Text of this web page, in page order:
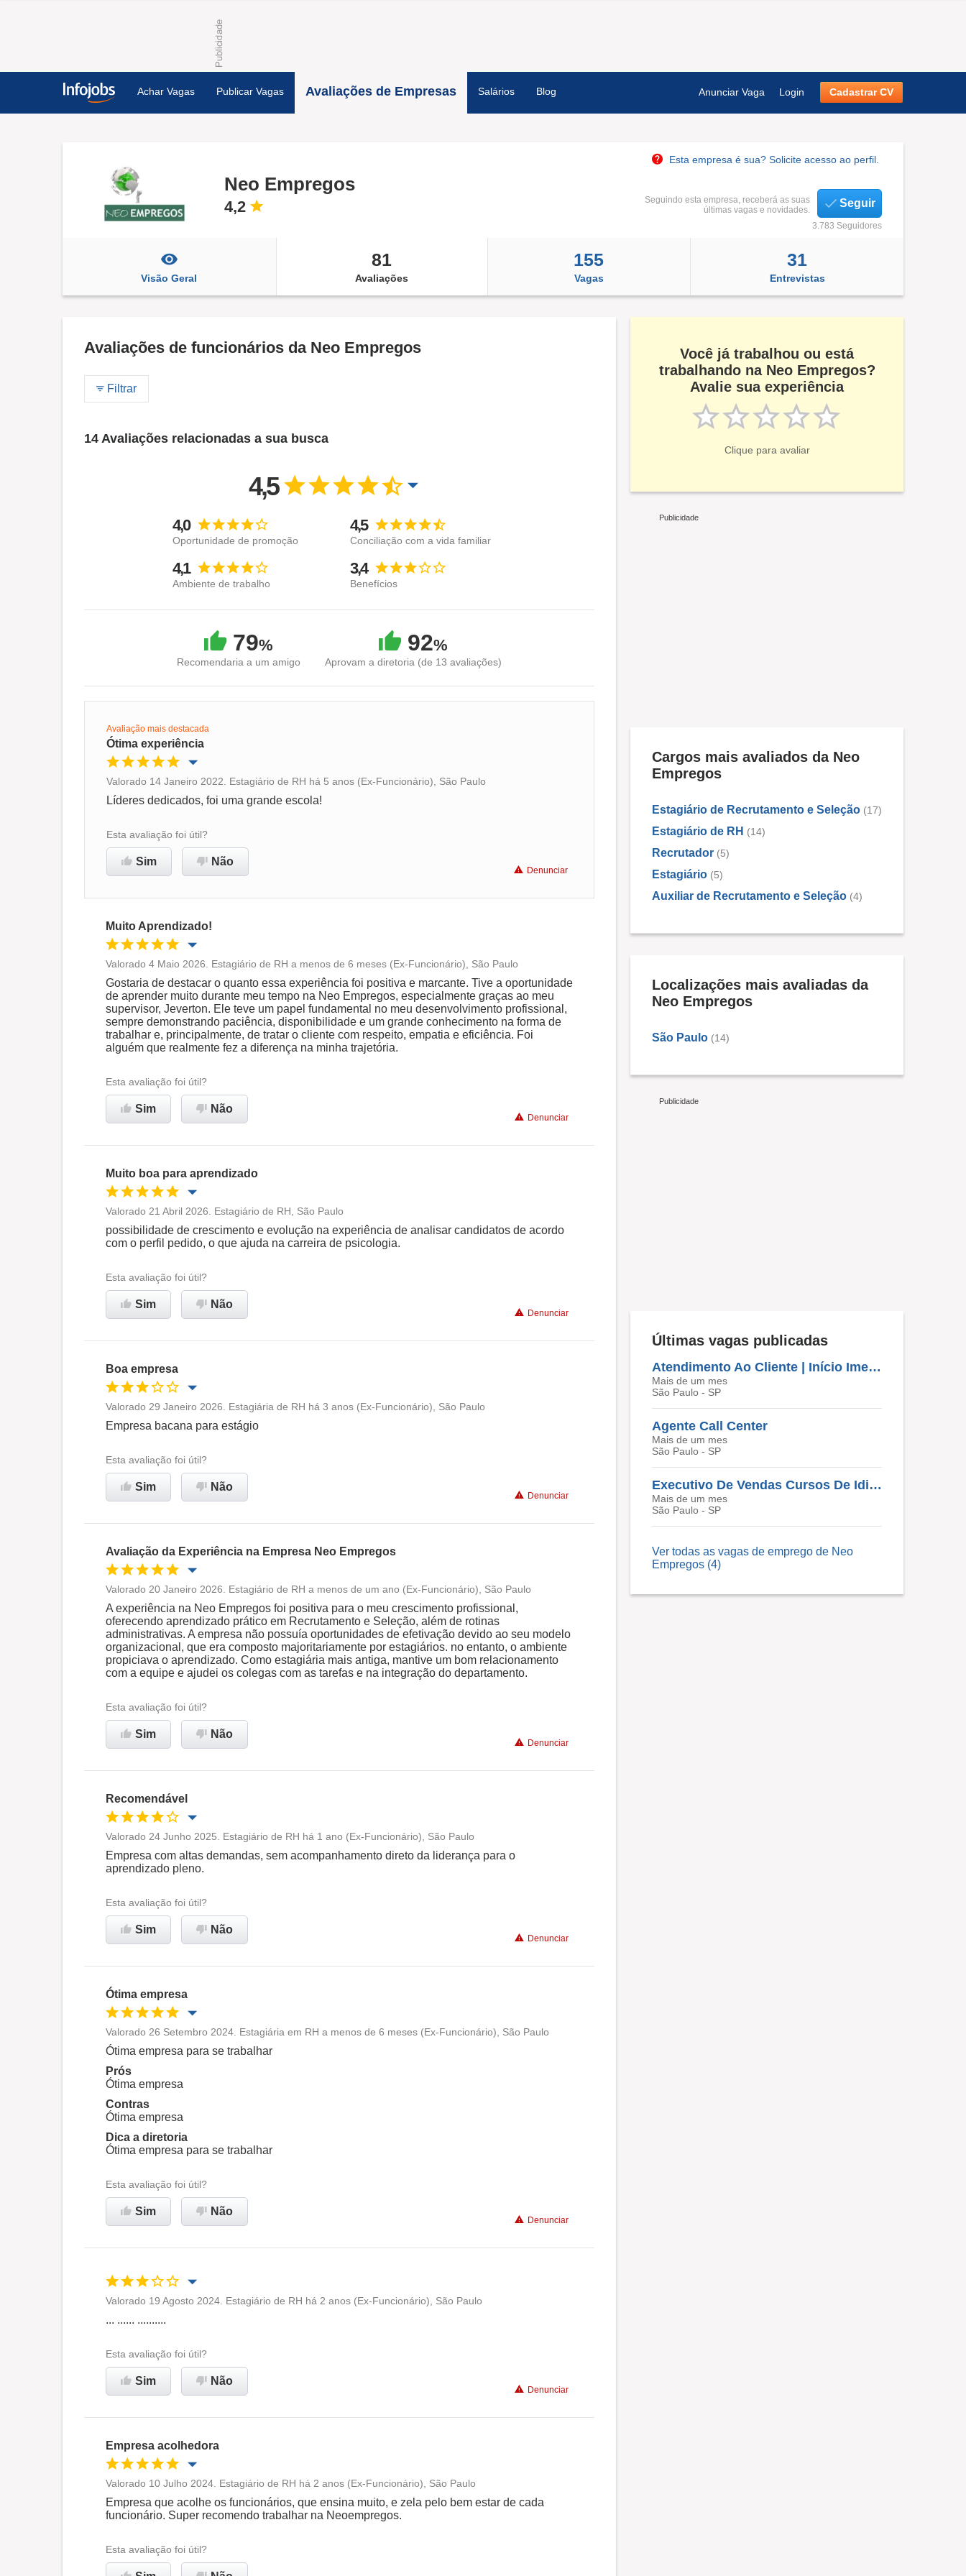
Achar Vagas Publicar Vagas Avaliações de Empresas Salários Blog Anunciar Vaga Login Cadastrar CV
Esta empresa é sua? Solicite acesso ao perfil.
Neo Empregos
4,2
Seguindo esta empresa, receberá as suas
últimas vagas e novidades.
Seguir
3.783 Seguidores
Visão Geral
81
Avaliações
155
Vagas
31
Entrevistas
Avaliações de funcionários da Neo Empregos
Filtrar
14 Avaliações relacionadas a sua busca
4,5
4,0
Oportunidade de promoção
4,5
Conciliação com a vida familiar
4,1
Ambiente de trabalho
3,4
Benefícios
79%
Recomendaria a um amigo
92%
Aprovam a diretoria (de 13 avaliações)
Avaliação mais destacada
Ótima experiência
Oportunidade de promoção
Ambiente de trabalho
Recomenda esta empresa
Valorado 14 Janeiro 2022. Estagiário de RH há 5 anos (Ex-Funcionário), São Paulo
Líderes dedicados, foi uma grande escola!
Esta avaliação foi útil?
Sim Não
Denunciar
Muito Aprendizado!
Oportunidade de promoção
Ambiente de trabalho
Conciliação com a vida familiar
Benefícios
Recomenda esta empresa Recomenda a diretoria
Valorado 4 Maio 2026. Estagiário de RH a menos de 6 meses (Ex-Funcionário), São Paulo
Gostaria de destacar o quanto essa experiência foi positiva e marcante. Tive a oportunidade
de aprender muito durante meu tempo na Neo Empregos, especialmente graças ao meu
supervisor, Jeverton. Ele teve um papel fundamental no meu desenvolvimento profissional,
sempre demonstrando paciência, disponibilidade e um grande conhecimento na forma de
trabalhar e, principalmente, de tratar o cliente com respeito, empatia e eficiência. Foi
alguém que realmente fez a diferença na minha trajetória.
Esta avaliação foi útil?
Sim Não
Denunciar
Muito boa para aprendizado
Oportunidade de promoção Conciliação com a vida familiar
Recomenda esta empresa
Valorado 21 Abril 2026. Estagiário de RH, São Paulo
possibilidade de crescimento e evolução na experiência de analisar candidatos de acordo
com o perfil pedido, o que ajuda na carreira de psicologia.
Esta avaliação foi útil?
Sim Não
Denunciar
Boa empresa
Oportunidade de promoção
Ambiente de trabalho
Não recomenda esta
Valorado 29 Janeiro 2026. Estagiária de RH há 3 anos (Ex-Funcionário), São Paulo
Empresa bacana para estágio
Esta avaliação foi útil?
Sim Não
Denunciar
Avaliação da Experiência na Empresa Neo Empregos
Oportunidade de promoção
Ambiente de trabalho
Conciliação com a vida familiar
Benefícios
Recomenda esta empresa Recomenda a diretoria
Valorado 20 Janeiro 2026. Estagiário de RH a menos de um ano (Ex-Funcionário), São Paulo
A experiência na Neo Empregos foi positiva para o meu crescimento profissional,
oferecendo aprendizado prático em Recrutamento e Seleção, além de rotinas
administrativas. A empresa não possuía oportunidades de efetivação devido ao seu modelo
organizacional, que era composto majoritariamente por estagiários. no entanto, o ambiente
propiciava o aprendizado. Como estagiária mais antiga, mantive um bom relacionamento
com a equipe e ajudei os colegas com as tarefas e na integração do departamento.
Esta avaliação foi útil?
Sim Não
Denunciar
Recomendável
Oportunidade de promoção Conciliação com a vida familiar
Não recomenda esta
empresa
Valorado 24 Junho 2025. Estagiário de RH há 1 ano (Ex-Funcionário), São Paulo
Empresa com altas demandas, sem acompanhamento direto da liderança para o
aprendizado pleno.
Esta avaliação foi útil?
Sim Não
Denunciar
Ótima empresa
Oportunidade de promoção
Ambiente de trabalho
Recomenda esta empresa
Valorado 26 Setembro 2024. Estagiária em RH a menos de 6 meses (Ex-Funcionário), São Paulo
Ótima empresa para se trabalhar
Prós
Ótima empresa
Contras
Ótima empresa
Dica a diretoria
Ótima empresa para se trabalhar
Esta avaliação foi útil?
Sim Não
Denunciar
Ambiente de trabalho
Não recomenda esta
Valorado 19 Agosto 2024. Estagiário de RH há 2 anos (Ex-Funcionário), São Paulo
... ...... ..........
Esta avaliação foi útil?
Sim Não
Denunciar
Empresa acolhedora
Oportunidade de promoção Conciliação com a vida familiar
Valorado 10 Julho 2024. Estagiário de RH há 2 anos (Ex-Funcionário), São Paulo
Empresa que acolhe os funcionários, que ensina muito, e zela pelo bem estar de cada
funcionário. Super recomendo trabalhar na Neoempregos.
Esta avaliação foi útil?
Você já trabalhou ou está
trabalhando na Neo Empregos?
Avalie sua experiência
Clique para avaliar
Cargos mais avaliados da Neo
Empregos
Estagiário de Recrutamento e Seleção (17)
Estagiário de RH (14)
Recrutador (5)
Estagiário (5)
Auxiliar de Recrutamento e Seleção (4)
Localizações mais avaliadas da
Neo Empregos
São Paulo (14)
Últimas vagas publicadas
Atendimento Ao Cliente | Início Imediato
Mais de um mes
São Paulo - SP
Agente Call Center
Mais de um mes
São Paulo - SP
Executivo De Vendas Cursos De Idiomas (Santana)
Mais de um mes
São Paulo - SP
Ver todas as vagas de emprego de Neo
Empregos (4)